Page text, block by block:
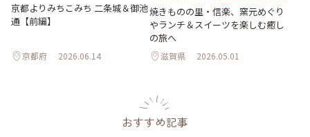
京都よりみちこみち 二条城＆御池
通【前編】
京都府 2026.06.14
焼きものの里・信楽、窯元めぐり
やランチ＆スイーツを楽しむ癒し
の旅へ
滋賀県 2026.05.01
おすすめ記事